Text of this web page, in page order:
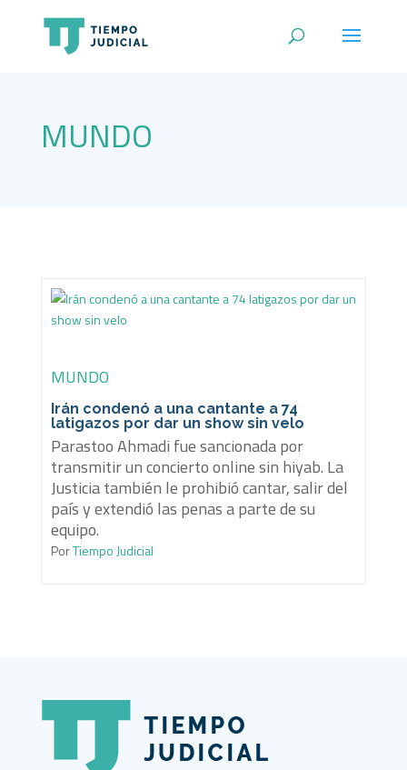
MUNDO
MUNDO
Irán condenó a una cantante a 74
latigazos por dar un show sin velo
Parastoo Ahmadi fue sancionada por
transmitir un concierto online sin hiyab. La
Justicia también le prohibió cantar, salir del
país y extendió las penas a parte de su
equipo.
PorTiempo Judicial